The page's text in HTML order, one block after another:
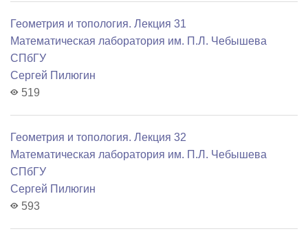
Геометрия и топология. Лекция 31
Математичеcкая лаборатория им. П.Л. Чебышева
СПбГУ
Сергей Пилюгин
519
Геометрия и топология. Лекция 32
Математичеcкая лаборатория им. П.Л. Чебышева
СПбГУ
Сергей Пилюгин
593